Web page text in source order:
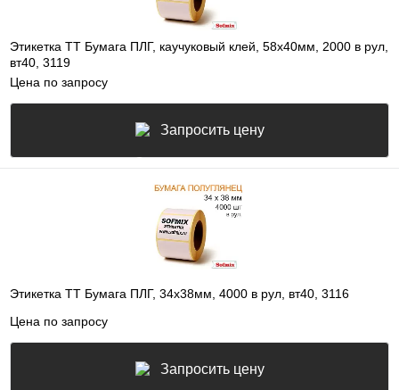
Этикетка ТТ Бумага ПЛГ, каучуковый клей, 58х40мм, 2000 в рул,
вт40, 3119
Цена по запросу
Запросить цену
Этикетка ТТ Бумага ПЛГ, 34х38мм, 4000 в рул, вт40, 3116
Цена по запросу
Запросить цену